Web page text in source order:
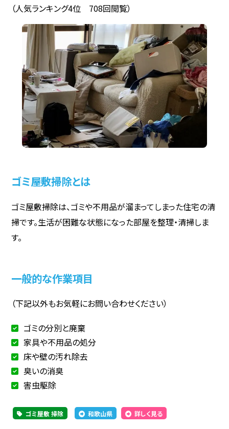
（人気ランキング4位 708回閲覧）
ゴミ屋敷掃除とは
ゴミ屋敷掃除は、ゴミや不用品が溜まってしまった住宅の清
掃です。生活が困難な状態になった部屋を整理・清掃しま
す。
一般的な作業項目
（下記以外もお気軽にお問い合わせください）
ゴミの分別と廃棄
家具や不用品の処分
床や壁の汚れ除去
臭いの消臭
害虫駆除
ゴミ屋敷 掃除 和歌山県 詳しく見る